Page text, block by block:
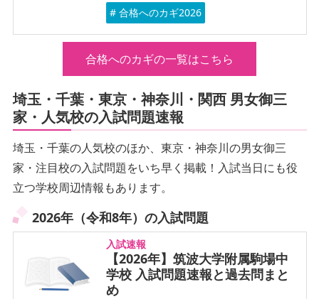
# 合格へのカギ2026
合格へのカギの一覧はこちら
埼玉・千葉・東京・神奈川・関西 男女御三
家・人気校の入試問題速報
埼玉・千葉の人気校のほか、東京・神奈川の男女御三
家・注目校の入試問題をいち早く掲載！入試当日にも役
立つ学校周辺情報もあります。
2026年（令和8年）の入試問題
入試速報
【2026年】筑波大学附属駒場中
学校 入試問題速報と過去問まと
め